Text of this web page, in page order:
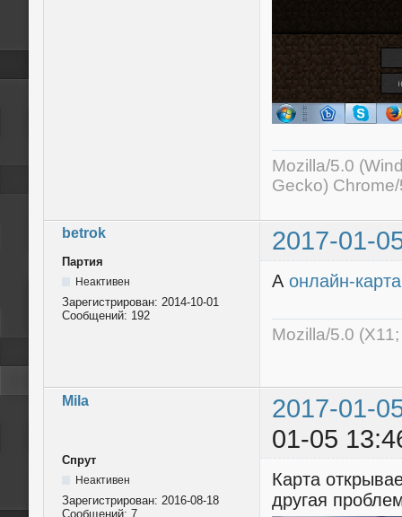
Mozilla/5.0
Gecko)
betrok 2017-01-
Партия
Неактивен
Зарегистрирован: 2014-10-01
Сообщений: 192
Аонлайн-карта
Mozilla/5.0
Mila
2017-01-
01-05
Спрут
Неактивен
Зарегистрирован: 2016-08-18
Сообщений: 7
Карта
другая